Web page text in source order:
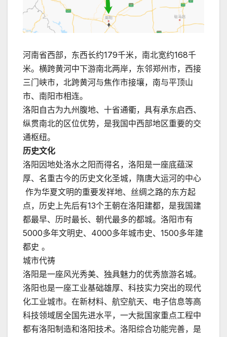
河南省西部，东西长约179千米，南北宽约168千
米。横跨黄河中下游南北两岸，东邻郑州市，西接
三门峡市，北跨黄河与焦作市接壤，南与平顶山
市、南阳市相连。
洛阳自古为九州腹地、十省通衢，具有承东启西、
纵贯南北的区位优势，是我国中西部地区重要的交
通枢纽。
历史文化
洛阳因地处洛水之阳而得名，洛阳是一座底蕴深
厚、名重古今的历史文化圣城，隋唐大运河的中心
作为华夏文明的重要发祥地、丝绸之路的东方起
点，历史上先后有13个王朝在洛阳建都，是我国建
都最早、历时最长、朝代最多的都城。洛阳市有
5000多年文明史、4000多年城市史、1500多年建
都史 。
城市代祷
洛阳是一座风光秀美、独具魅力的优秀旅游名城。
洛阳也是一座工业基础雄厚、科技实力突出的现代
化工业城市。在新材料、航空航天、电子信息等高
科技领域居全国先进水平，一大批国家重点工程中
都有洛阳制造和洛阳技术。洛阳综合功能完善，是